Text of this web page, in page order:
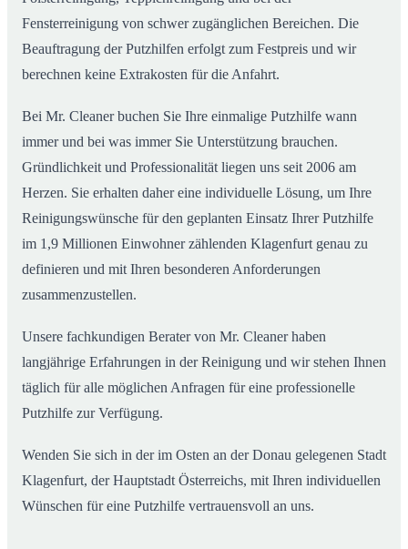
Fensterreinigung von schwer zugänglichen Bereichen. Die
Beauftragung der Putzhilfen erfolgt zum Festpreis und wir
berechnen keine Extrakosten für die Anfahrt.
Bei Mr. Cleaner buchen Sie Ihre einmalige Putzhilfe wann
immer und bei was immer Sie Unterstützung brauchen.
Gründlichkeit und Professionalität liegen uns seit 2006 am
Herzen. Sie erhalten daher eine individuelle Lösung, um Ihre
Reinigungswünsche für den geplanten Einsatz Ihrer Putzhilfe
im 1,9 Millionen Einwohner zählenden Klagenfurt genau zu
definieren und mit Ihren besonderen Anforderungen
zusammenzustellen.
Unsere fachkundigen Berater von Mr. Cleaner haben
langjährige Erfahrungen in der Reinigung und wir stehen Ihnen
täglich für alle möglichen Anfragen für eine professionelle
Putzhilfe zur Verfügung.
Wenden Sie sich in der im Osten an der Donau gelegenen Stadt
Klagenfurt, der Hauptstadt Österreichs, mit Ihren individuellen
Wünschen für eine Putzhilfe vertrauensvoll an uns.